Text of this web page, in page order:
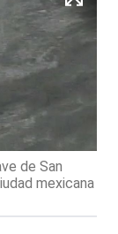
de San
mexicana